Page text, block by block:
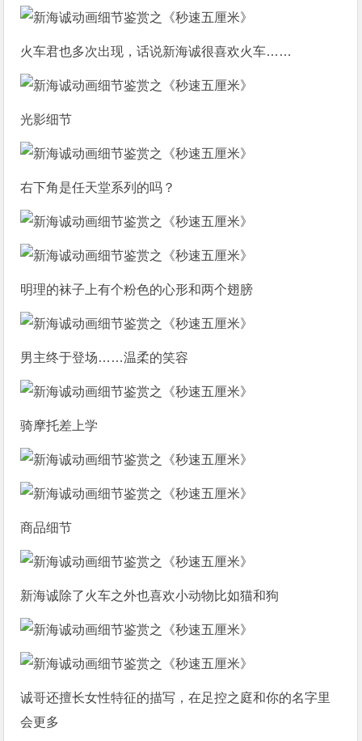
火车君也多次出现，话说新海诚很喜欢火车……
光影细节
右下角是任天堂系列的吗？
明理的袜子上有个粉色的心形和两个翅膀
男主终于登场……温柔的笑容
骑摩托差上学
商品细节
新海诚除了火车之外也喜欢小动物比如猫和狗
诚哥还擅长女性特征的描写，在足控之庭和你的名字里
会更多